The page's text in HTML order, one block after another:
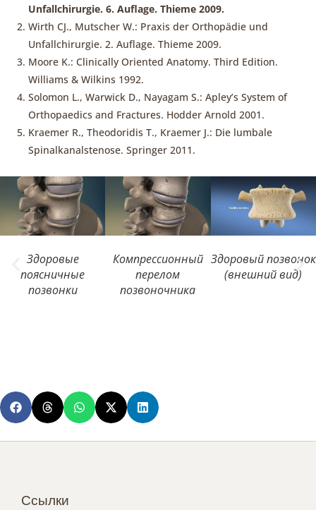
Unfallchirurgie. 6. Auflage. Thieme 2009.
Wirth CJ., Mutscher W.: Praxis der Orthopädie und
Unfallchirurgie. 2. Auflage. Thieme 2009.
Moore K.: Clinically Oriented Anatomy. Third Edition.
Williams & Wilkins 1992.
Solomon L., Warwick D., Nayagam S.: Apley’s System of
Orthopaedics and Fractures. Hodder Arnold 2001.
Kraemer R., Theodoridis T., Kraemer J.: Die lumbale
Spinalkanalstenose. Springer 2011.
Здоровые
поясничные
позвонки
Компрессионный
перелом
позвоночника
Здоровый позвонок
(внешний вид)
Ссылки